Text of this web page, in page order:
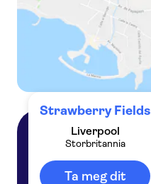
Strawberry Fields
Liverpool
Storbritannia
Ta meg dit